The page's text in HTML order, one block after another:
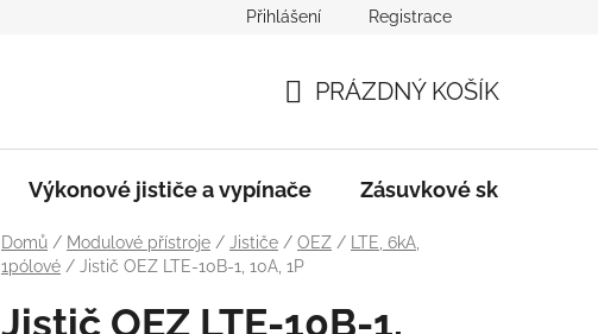
Podmínky ochrany osobních údajů
Přihlášení Registrace
KOŠÍK
PRÁZDNÝ KOŠÍK
Výkonové jističe a vypínače Zásuvkové skříně
Domů / Modulové přístroje / Jističe / OEZ /
LTE, 6kA,
1pólové / Jistič OEZ LTE-10B-1, 10A, 1P
Jistič OEZ LTE-10B-1,